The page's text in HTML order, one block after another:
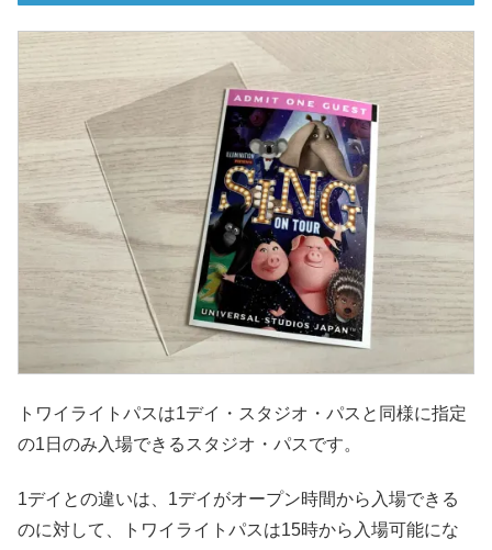
トワイライトパスは1デイ・スタジオ・パスと同様に指定
の1日のみ入場できるスタジオ・パスです。
1デイとの違いは、1デイがオープン時間から入場できる
のに対して、トワイライトパスは15時から入場可能にな